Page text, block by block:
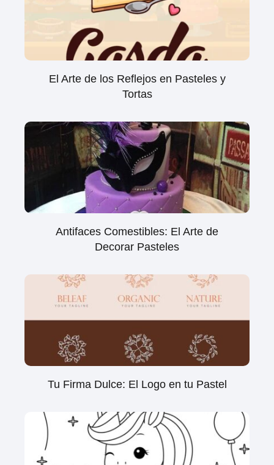
El Arte de los Reflejos en Pasteles y
Tortas
Antifaces Comestibles: El Arte de
Decorar Pasteles
Tu Firma Dulce: El Logo en tu Pastel